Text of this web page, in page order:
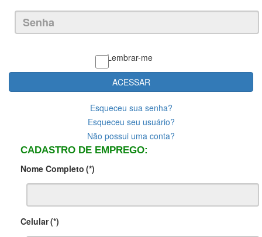
Lembrar-me
ACESSAR
Esqueceu sua senha?
Esqueceu seu usuário?
Não possui uma conta?
CADASTRO DE EMPREGO:
Nome Completo (*)
Celular(*)